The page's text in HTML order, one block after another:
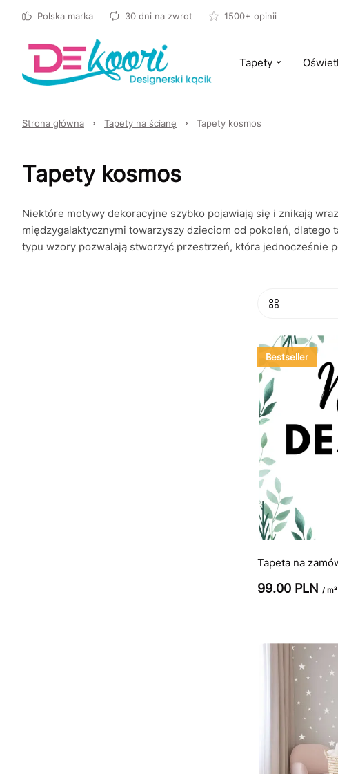
Polska marka 30 dni na zwrot 1500+ opinii
Tapety
Strona główna Tapety na ścianę Tapety kosmos
Tapety kosmos
Niektóre motywy dekoracyjne szybko pojawiają się i znikają
międzygalaktycznymi towarzyszy dzieciom od pokoleń,
typu wzory pozwalają stworzyć przestrzeń, która jednocześnie
Bestseller
Tapeta na
99.00 PLN / m²